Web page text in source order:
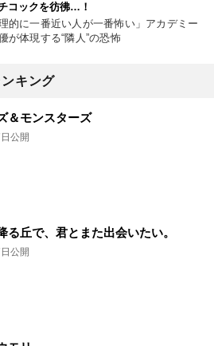
コックを彷彿…！
理的に一番近い人が一番怖い」アカデミー
が体現する“隣人”の恐怖
キング
＆モンスターズ
公開
る丘で、君とまた出会いたい。
公開